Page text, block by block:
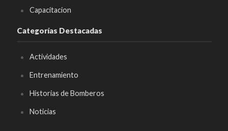
Capacitacion
Categorías Destacadas
Actividades
Entrenamiento
Historias de Bomberos
Noticias